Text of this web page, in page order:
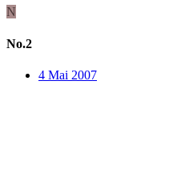
N
No.2
4 Mai 2007